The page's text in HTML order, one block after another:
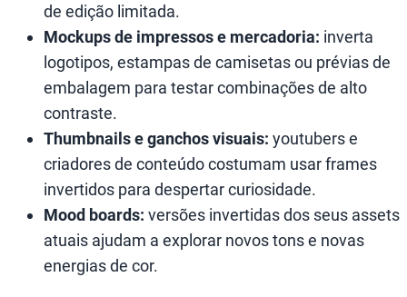
de edição limitada.
Mockups de impressos e mercadoria: inverta
logotipos, estampas de camisetas ou prévias de
embalagem para testar combinações de alto
contraste.
Thumbnails e ganchos visuais: youtubers e
criadores de conteúdo costumam usar frames
invertidos para despertar curiosidade.
Mood boards: versões invertidas dos seus assets
atuais ajudam a explorar novos tons e novas
energias de cor.